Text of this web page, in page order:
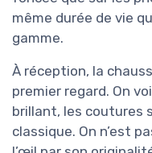
même durée de vie
gamme.
À réception, la
premier regard. On
brillant, les coutures
classique. On n’est